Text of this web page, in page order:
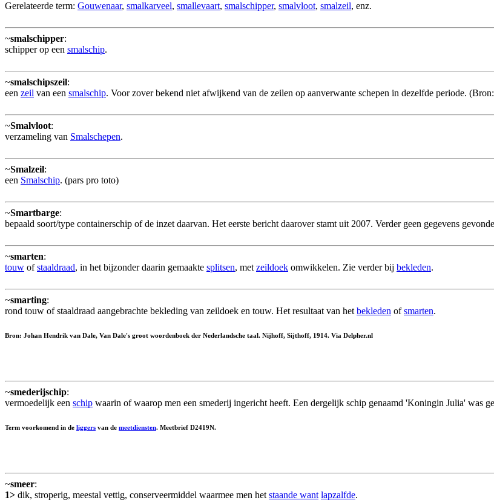
Gerelateerde term: Gouwenaar, smalkarveel, smallevaart, smalschipper, smalvloot, smalzeil, enz.
~smalschipper:
schipper op een smalschip.
~smalschipszeil:
een zeil van een smalschip. Voor zover bekend niet afwijkend van de zeilen op aanverwante schepen in dezelfde periode.
~Smalvloot:
verzameling van Smalschepen.
~Smalzeil:
een Smalschip. (pars pro toto)
~Smartbarge:
bepaald soort/type containerschip of de inzet daarvan. Het eerste bericht daarover stamt uit 2007. Verder geen gegevens
~smarten:
touw ofstaaldraad, in het bijzonder daarin gemaakte splitsen, metzeildoek omwikkelen. Zie verder bij bekleden.
~smarting:
rond touw of staaldraad aangebrachte bekleding van zeildoek en touw. Het resultaat van hetbekleden ofsmarten.
Bron: Johan Hendrik van Dale, Van Dale's groot woordenboek der Nederlandsche taal. Nijhoff, Sijthoff, 1914. Via Delpher.nl
~smederijschip:
vermoedelijk een schip waarin of waarop men een smederij ingericht heeft. Een dergelijk schip genaamd 'Koningin Julia' was
Term voorkomend in de liggers van de meetdiensten. Meetbrief D2419N.
~smeer:
1> dik, stroperig, meestal vettig, conserveermiddel waarmee men het staande want lapzalfde.